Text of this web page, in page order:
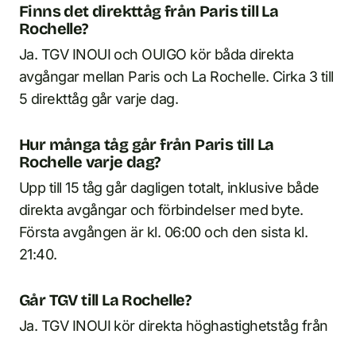
Finns det direkttåg från Paris till La
Rochelle?
Ja. TGV INOUI och OUIGO kör båda direkta
avgångar mellan Paris och La Rochelle. Cirka 3 till
5 direkttåg går varje dag.
Hur många tåg går från Paris till La
Rochelle varje dag?
Upp till 15 tåg går dagligen totalt, inklusive både
direkta avgångar och förbindelser med byte.
Första avgången är kl. 06:00 och den sista kl.
21:40.
Går TGV till La Rochelle?
Ja. TGV INOUI kör direkta höghastighetståg från